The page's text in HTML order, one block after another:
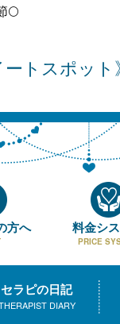
🌕️
ートスポット
方へ 料金シ
PRICE
セラピの日記
DIARY